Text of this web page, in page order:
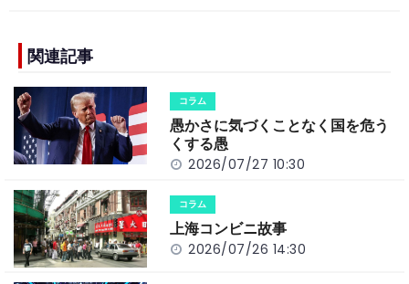
e
b
o
o
k
n
k
関連記事
コラム
愚かさに気づくことなく国を危う
くする愚
2026/07/27 10:30
コラム
上海コンビニ故事
2026/07/26 14:30